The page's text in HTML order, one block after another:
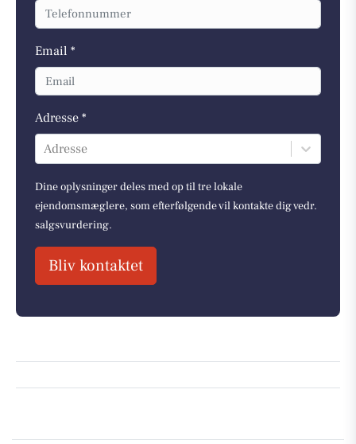
Email *
Adresse *
Adresse
Dine oplysninger deles med op til tre lokale
ejendomsmæglere, som efterfølgende vil kontakte dig vedr.
salgsvurdering.
Bliv kontaktet